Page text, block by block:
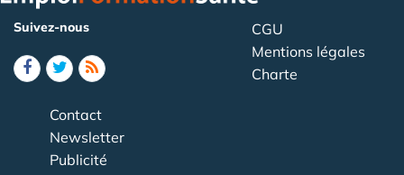
Suivez-nous
CGU
Mentions légales
Charte
Contact
Newsletter
Publicité